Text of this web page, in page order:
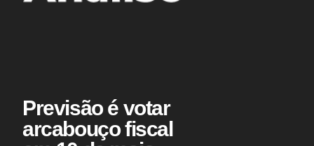
Previsão é votar
arcabouço fiscal